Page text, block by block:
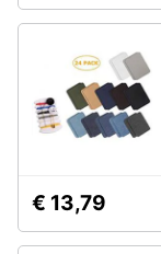
€ 13,79